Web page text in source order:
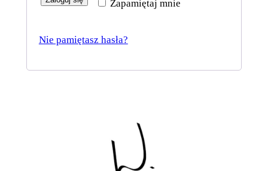
Zapamiętaj mnie
Nie pamiętasz hasła?